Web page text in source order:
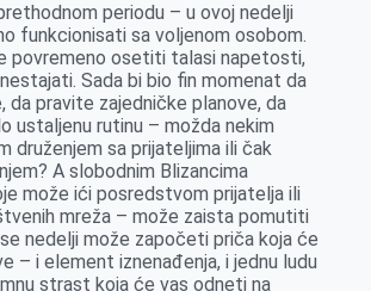
periodu – u ovoj nedelji
funkcionisati sa voljenom osobom.
povremeno osetiti talasi napetosti,
Sada bi bio fin momenat da
da pravite zajedničke planove, da
ustaljenu rutinu – možda nekim
druženjem sa prijateljima ili čak
A slobodnim Blizancima
može ići posredstvom prijatelja ili
mreža – može zaista pomutiti
nedelji može započeti priča koja će
– i element iznenađenja, i jednu ludu
strast koja će vas odneti na